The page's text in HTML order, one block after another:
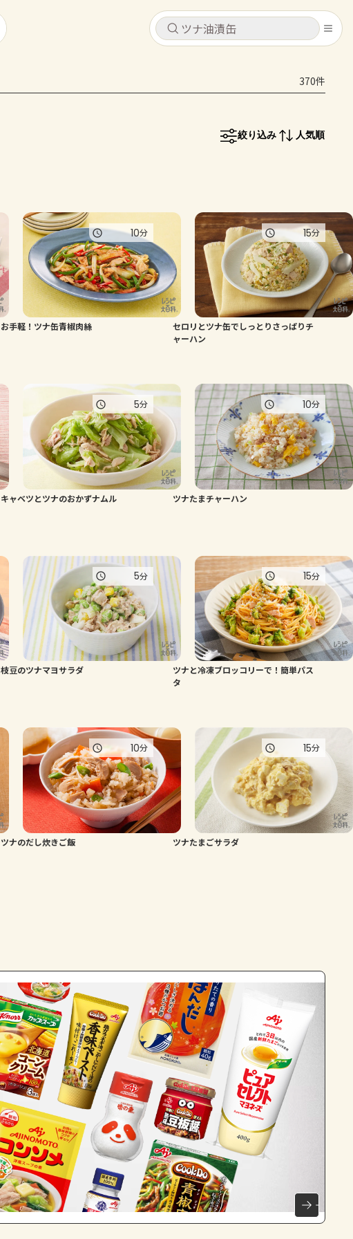
キャンセル
ログインするとレシピを保存できます
コンテンツ
レシピ
トーク
よくあるお問い合わせ
AJINOMOTO PARK とは
キャンセル
レシピ コンテンツ
370件
絞り込み 人気順
お手軽！ツナ缶青椒肉絲
10分
セロリとツナ⽸でしっとりさっぱりチ
ャーハン
15分
キャベツとツナのおかずナムル
5分
ツナたまチャーハン
10分
枝豆のツナマヨサラダ
5分
ツナと冷凍ブロッコリーで！簡単パス
タ
15分
ツナのだし炊きご飯
10分
ツナたまごサラダ
15分